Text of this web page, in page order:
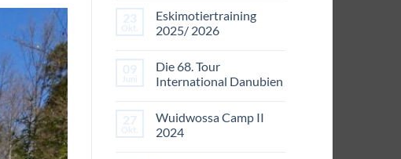
100
Jahre
FCI
23
Okt.
Eskimotiertraining
2025/ 2026
zu
Eskimotiertraining
2025/
09
Juni
Die 68. Tour
International Danubien
zu
Die
68.
27
Okt.
Wuidwossa Camp II
2024